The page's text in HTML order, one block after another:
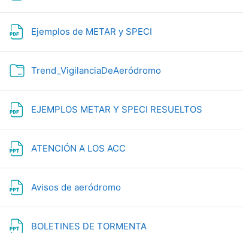
Ejemplos de METAR y SPECI
Trend_VigilanciaDeAeródromoDossier
EJEMPLOS METAR Y SPECI RESUELTOS
ATENCIÓN A LOS ACC
Avisos de aeródromo
BOLETINES DE TORMENTA